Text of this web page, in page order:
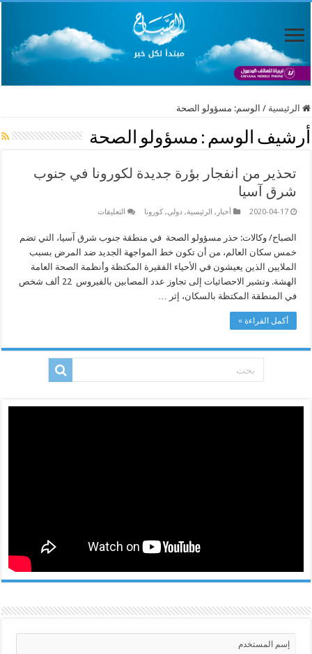
الرئيسية / الوسم: مسؤولو الصحة
أرشيف الوسم : مسؤولو الصحة
تحذير من انفجار بؤرة جديدة لكورونا في جنوب
شرق آسيا
2020-04-17 أخبار , الرئيسية, دولي,كورونا التعليقات
انفجار
جديدة
لكورونا
جنوب
الصباح/ وكالات: حذر مسؤولو الصحة في منطقة جنوب شرق آسيا، التي تضم
خمس سكان العالم، من أن تكون خط المواجهة الجديد ضد المرض بسبب
الملايين الذين يعيشون في الأحياء الفقيرة المكتظة وأنظمة الصحة العامة
الهشة. وتشير الاحصائيات إلى تجاوز عدد المصابين بالفيروس 22 ألف شخص
في المنطقة المكتظة بالسكان، إثر …
أكمل القراءة »